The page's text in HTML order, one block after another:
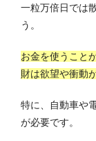
一粒万倍日では
う。
お金を使うこと
財は欲望や衝動
特に、自動車や
が必要です。